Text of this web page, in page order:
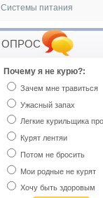
Системы питания
ОПРОС
Почему я не курю?:
Зачем мне травиться
Ужасный запах
Легкие курильщика
Курят лентяи
Потом не бросить
Мои родные не курят
Хочу быть здоровым